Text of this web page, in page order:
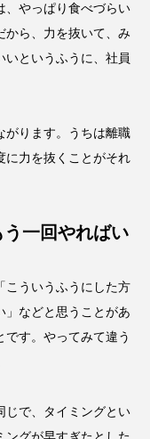
、やっぱり食べづらい
から、力を抜いて、み
いというふうに、社員
がります。うちは離職
に力を抜くことがそれ
一回やればい
こういうふうにした方
」などと思うことがあ
です。やってみて違う
じで、タイミングとい